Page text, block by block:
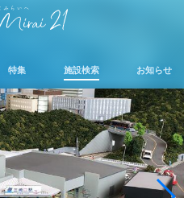
特集 施設検索 お知らせ